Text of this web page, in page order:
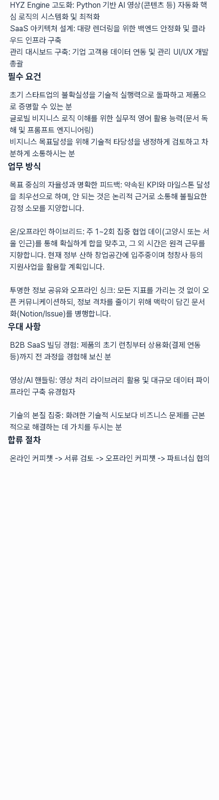
HYZ Engine 고도화: Python 기반 AI 영상(콘텐츠 등) 자동화 핵
심 로직의 시스템화 및 최적화
SaaS 아키텍처 설계: 대량 렌더링을 위한 백엔드 안정화 및 클라
우드 인프라 구축
관리 대시보드 구축: 기업 고객용 데이터 연동 및 관리 UI/UX 개발
총괄
필수 요건
초기 스타트업의 불확실성을 기술적 실행력으로 돌파하고 제품으
로 증명할 수 있는 분
글로빌 비지니스 로직 이해를 위한 실무적 영어 활용 능력(문서 독
해 및 프롬프트 엔지니어링)
비지니스 목표달성을 위해 기술적 타당성을 냉정하게 검토하고 차
분하게 소통하시는 분
업무 방식
목표 중심의 자율성과 명확한 피드백: 약속된 KPI와 마일스톤 달성
을 최우선으로 하며, 안 되는 것은 논리적 근거로 소통해 불필요한
감정 소모를 지양합니다.
온/오프라인 하이브리드: 주 1~2회 집중 협업 데이(고양시 또는 서
울 인근)를 통해 확실하게 합을 맞추고, 그 외 시간은 원격 근무를
지향합니다. 현재 정부 산하 창업공간에 입주중이며 청창사 등의
지원사업을 활용할 계획입니다.
투명한 정보 공유와 오프라인 싱크: 모든 지표를 가리는 것 없이 오
픈 커뮤니케이션하되, 정보 격차를 줄이기 위해 맥락이 담긴 문서
화(Notion/Issue)를 병행합니다.
우대 사항
B2B SaaS 빌딩 경험: 제품의 초기 런칭부터 상용화(결제 연동
등)까지 전 과정을 경험해 보신 분
영상/AI 핸들링: 영상 처리 라이브러리 활용 및 대규모 데이터 파이
프라인 구축 유경험자
기술의 본질 집중: 화려한 기술적 시도보다 비즈니스 문제를 근본
적으로 해결하는 데 가치를 두시는 분
합류 절차
온라인 커피챗 -> 서류 검토 -> 오프라인 커피챗 -> 파트너십 협의